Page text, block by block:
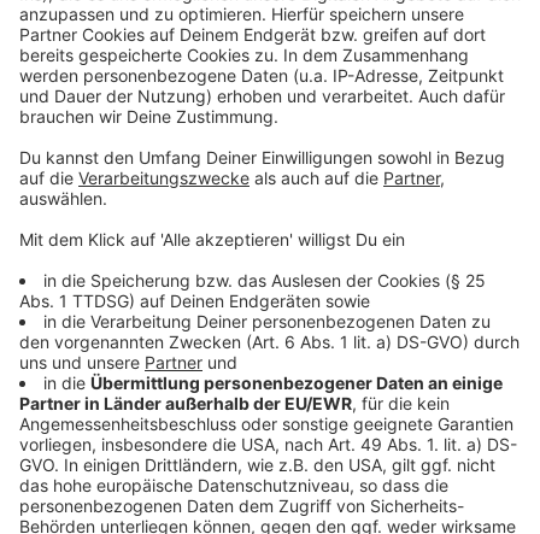
Vordergrund sieht." Ideal seien auch sportliche
Vorbilder, um den Leistungsgedanken zu stärken und
Orientierung zu schaffen, so der Experte von der
Sporthochschule Köln.
Anzeige
Es fehlt an Geld
Anzeige
©Landessportbund NRW
Michael Scharf, Direktor für Leistungssport beim
Landessportbund NRW
Anzeige